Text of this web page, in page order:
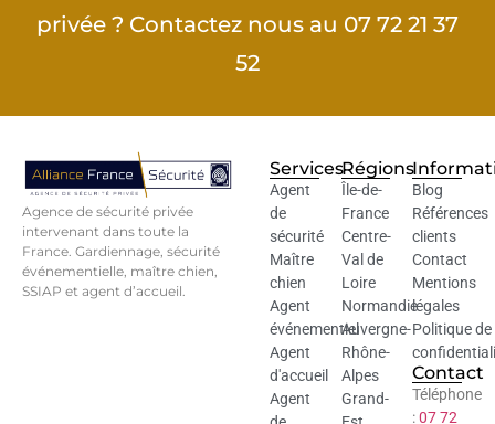
privée ? Contactez nous au 07 72 21 37
52
Agence de sécurité privée
intervenant dans toute la
France. Gardiennage, sécurité
événementielle, maître chien,
SSIAP et agent d’accueil.
Services
Agent
de
sécurité
Maître
chien
Agent
événementiel
Agent
d'accueil
Agent
Régions
Île-de-
France
Centre-
Val de
Loire
Normandie
Auvergne-
Rhône-
Alpes
Grand-
Blog
Références
clients
Contact
Mentions
légales
Politique de
Contact
Téléphone
:07 72